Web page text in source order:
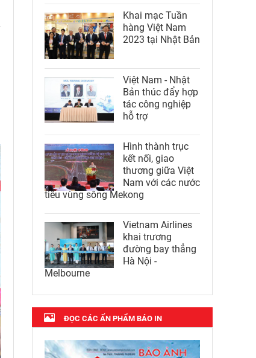
Khai mạc Tuần
hàng Việt Nam
2023 tại Nhật Bản
Việt Nam - Nhật
Bản thúc đẩy hợp
tác công nghiệp
hỗ trợ
Hình thành trục
kết nối, giao
thương giữa Việt
Nam với các nước
tiểu vùng sông Mekong
Vietnam Airlines
khai trương
đường bay thẳng
Hà Nội -
Melbourne
ĐỌC CÁC ẤN PHẨM BÁO IN